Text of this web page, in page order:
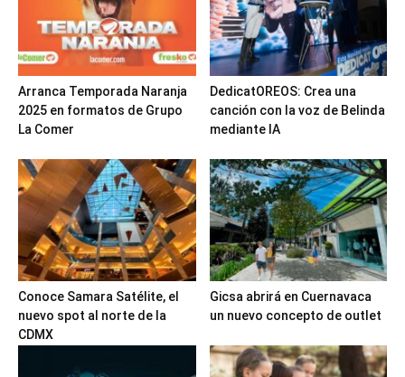
Arranca Temporada Naranja
2025 en formatos de Grupo
La Comer
DedicatOREOS: Crea una
canción con la voz de Belinda
mediante IA
Conoce Samara Satélite, el
nuevo spot al norte de la
CDMX
Gicsa abrirá en Cuernavaca
un nuevo concepto de outlet